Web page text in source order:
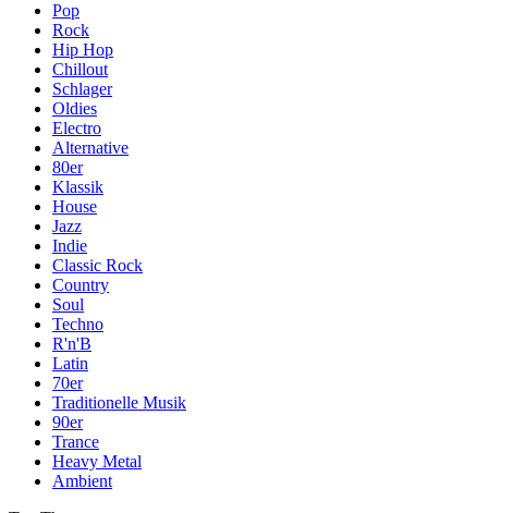
Pop
Rock
Hip Hop
Chillout
Schlager
Oldies
Electro
Alternative
80er
Klassik
House
Jazz
Indie
Classic Rock
Country
Soul
Techno
R'n'B
Latin
70er
Traditionelle Musik
90er
Trance
Heavy Metal
Ambient